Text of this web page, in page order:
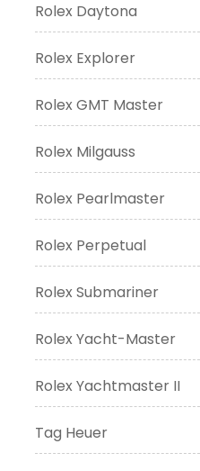
Rolex Daytona
Rolex Explorer
Rolex GMT Master
Rolex Milgauss
Rolex Pearlmaster
Rolex Perpetual
Rolex Submariner
Rolex Yacht-Master
Rolex Yachtmaster II
Tag Heuer